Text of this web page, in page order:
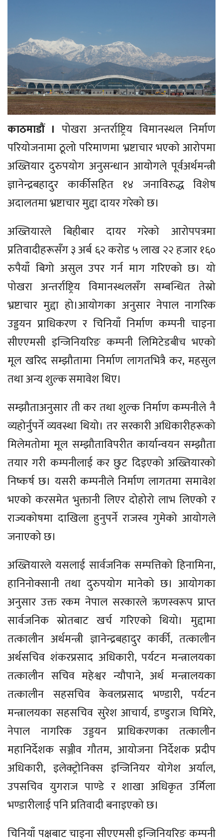
काठमाडौं । पोखरा अन्तर्राष्ट्रिय विमानस्थल निर्माण
परियोजनामा ठूलो परिमाणमा भ्रष्टाचार भएको आरोपमा
अख्तियार दुरुपयोग अनुसन्धान आयोगले पूर्वअर्थमन्त्री
ज्ञानेन्द्रबहादुर कार्कीसहित १४ जनाविरुद्ध विशेष
अदालतमा भ्रष्टाचार मुद्दा दायर गरेको छ।
अख्तियारले बिहीबार दायर गरेको आरोपपत्रमा
प्रतिवादीहरूसँग ३ अर्ब ६२ करोड ५ लाख २२ हजार १६०
रुपैयाँ बिगो असुल उपर गर्न माग गरिएको छ। यो
पोखरा अन्तर्राष्ट्रिय विमानस्थलसँग सम्बन्धित तेस्रो
भ्रष्टाचार मुद्दा हो।आयोगका अनुसार नेपाल नागरिक
उड्डयन प्राधिकरण र चिनियाँ निर्माण कम्पनी चाइना
सीएएमसी इन्जिनियरिङ कम्पनी लिमिटेडबीच भएको
मूल खरिद सम्झौतामा निर्माण लागतभित्रै कर, महसुल
तथा अन्य शुल्क समावेश थिए।
सम्झौताअनुसार ती कर तथा शुल्क निर्माण कम्पनीले नै
व्यहोर्नुपर्ने व्यवस्था थियो। तर सरकारी अधिकारीहरूको
मिलेमतोमा मूल सम्झौताविपरीत कार्यान्वयन सम्झौता
तयार गरी कम्पनीलाई कर छुट दिइएको अख्तियारको
निष्कर्ष छ। यसरी कम्पनीले निर्माण लागतमा समावेश
भएको करसमेत भुक्तानी लिएर दोहोरो लाभ लिएको र
राज्यकोषमा दाखिला हुनुपर्ने राजस्व गुमेको आयोगले
जनाएको छ।
अख्तियारले यसलाई सार्वजनिक सम्पत्तिको हिनामिना,
हानिनोक्सानी तथा दुरुपयोग मानेको छ। आयोगका
अनुसार उक्त रकम नेपाल सरकारले ऋणस्वरूप प्राप्त
सार्वजनिक स्रोतबाट खर्च गरिएको थियो। मुद्दामा
तत्कालीन अर्थमन्त्री ज्ञानेन्द्रबहादुर कार्की, तत्कालीन
अर्थसचिव शंकरप्रसाद अधिकारी, पर्यटन मन्त्रालयका
तत्कालीन सचिव महेश्वर न्यौपाने, अर्थ मन्त्रालयका
तत्कालीन सहसचिव केवलप्रसाद भण्डारी, पर्यटन
मन्त्रालयका सहसचिव सुरेश आचार्य, डण्डुराज घिमिरे,
नेपाल नागरिक उड्डयन प्राधिकरणका तत्कालीन
महानिर्देशक सञ्जीव गौतम, आयोजना निर्देशक प्रदीप
अधिकारी, इलेक्ट्रोनिक्स इन्जिनियर योगेश अर्याल,
उपसचिव युगराज पाण्डे र शाखा अधिकृत उर्मिला
भण्डारीलाई पनि प्रतिवादी बनाइएको छ।
चिनियाँ पक्षबाट चाइना सीएएमसी इन्जिनियरिङ कम्पनी